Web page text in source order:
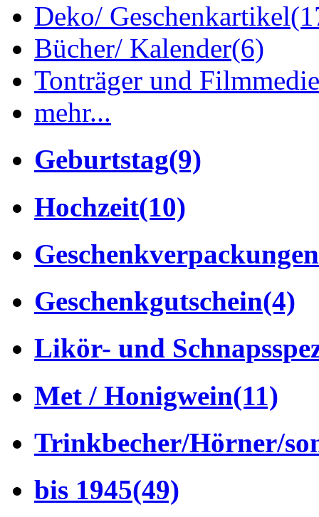
Deko/ Geschenkartikel
Bücher/ Kalender(6)
Tonträger und
mehr...
Geburtstag(9)
Hochzeit(10)
Geschenkverpackungen
Geschenkgutschein(4)
Likör- und
Met / Honigwein(11)
Trinkbecher/Hörner/
bis 1945(49)